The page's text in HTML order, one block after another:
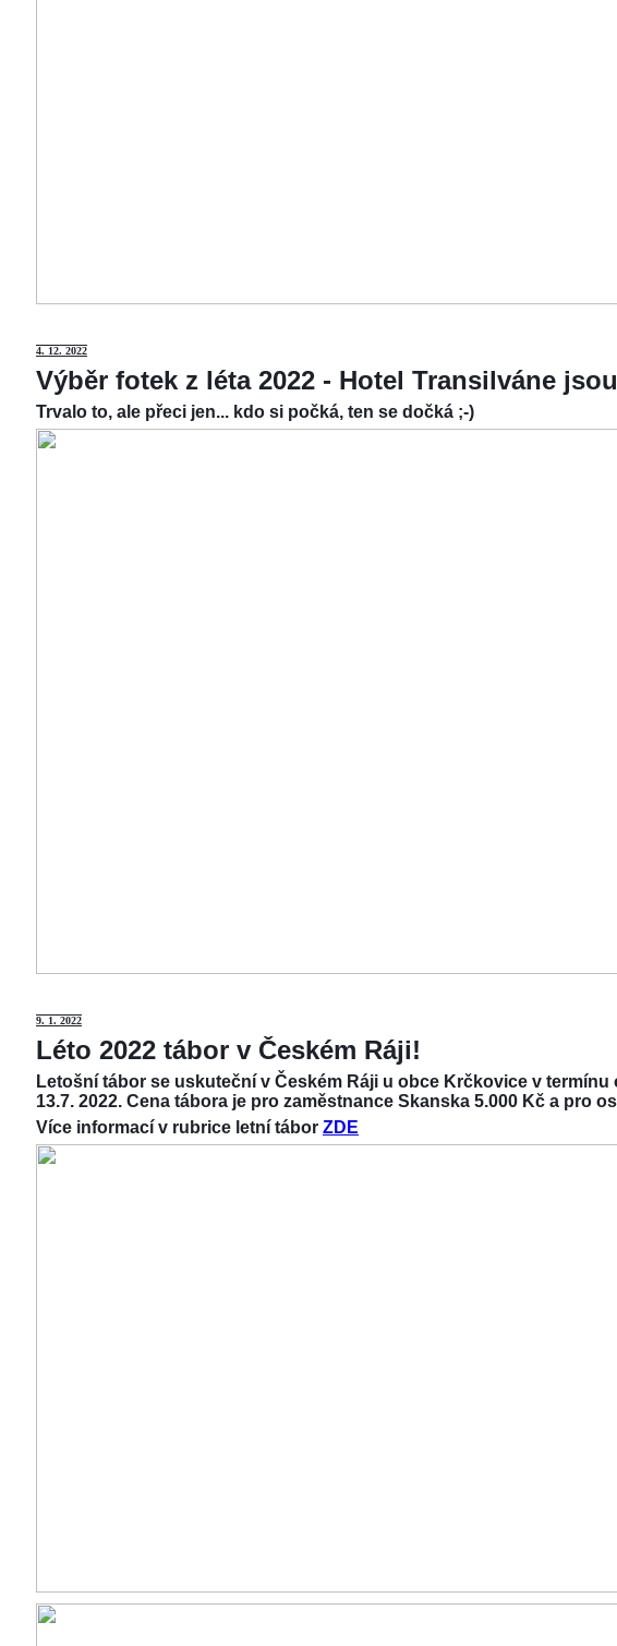
4. 12. 2022
Výběr fotek z léta 2022 - Hotel Transilváne
Trvalo to, ale přeci jen... kdo si počká, ten se dočká ;-)
9. 1. 2022
Léto 2022 tábor v Českém Ráji!
Letošní tábor se uskuteční v Českém Ráji u obce Krčkovice v termínu
13.7. 2022. Cena tábora je pro zaměstnance Skanska 5.000 Kč a pro
Více informací v rubrice letní tábor ZDE